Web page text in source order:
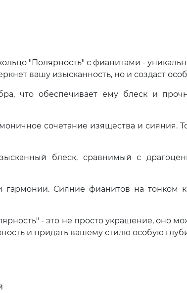
"Полярность" с фианитами -
вашу изысканность, но и создаст
что обеспечивает ему блеск и
сочетание изящества и сияния.
блеск, сравнимый с
Сияние фианитов на тонком
- это не просто украшение, оно
и придать вашему стилю особую